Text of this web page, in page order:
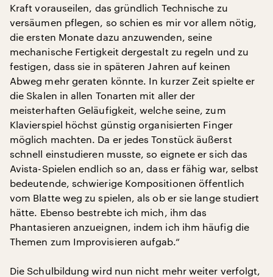
Kraft vorauseilen, das gründlich Technische zu
versäumen pflegen, so schien es mir vor allem nötig,
die ersten Monate dazu anzuwenden, seine
mechanische Fertigkeit dergestalt zu regeln und zu
festigen, dass sie in späteren Jahren auf keinen
Abweg mehr geraten könnte. In kurzer Zeit spielte er
die Skalen in allen Tonarten mit aller der
meisterhaften Geläufigkeit, welche seine, zum
Klavierspiel höchst günstig organisierten Finger
möglich machten. Da er jedes Tonstück äußerst
schnell einstudieren musste, so eignete er sich das
Avista-Spielen endlich so an, dass er fähig war, selbst
bedeutende, schwierige Kompositionen öffentlich
vom Blatte weg zu spielen, als ob er sie lange studiert
hätte. Ebenso bestrebte ich mich, ihm das
Phantasieren anzueignen, indem ich ihm häufig die
Themen zum Improvisieren aufgab.“
Die Schulbildung wird nun nicht mehr weiter verfolgt,